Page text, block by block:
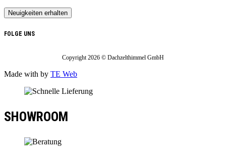
FOLGE UNS
Copyright 2026 © Dachzelthimmel GmbH
Made with by TE Web
SHOWROOM